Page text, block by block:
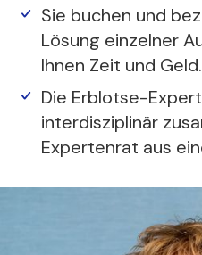
Sie buchen und
Lösung einzelner
Ihnen Zeit und Geld.
Die Erblotse-
interdisziplinär
Expertenrat aus